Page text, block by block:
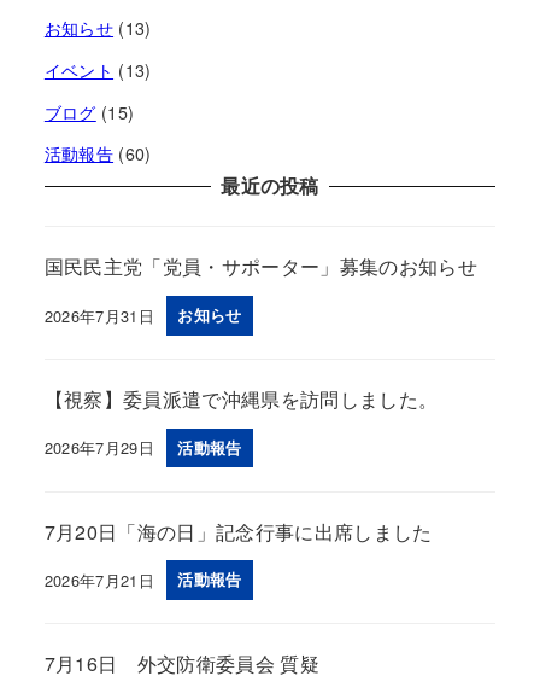
お知らせ (13)
イベント (13)
ブログ (15)
活動報告 (60)
最近の投稿
国民民主党「党員・サポーター」募集のお知らせ
投稿日
2026年7月31日 お知らせ
【視察】委員派遣で沖縄県を訪問しました。
投稿日
2026年7月29日 活動報告
7月20日「海の日」記念行事に出席しました
投稿日
2026年7月21日 活動報告
7月16日 外交防衛委員会 質疑